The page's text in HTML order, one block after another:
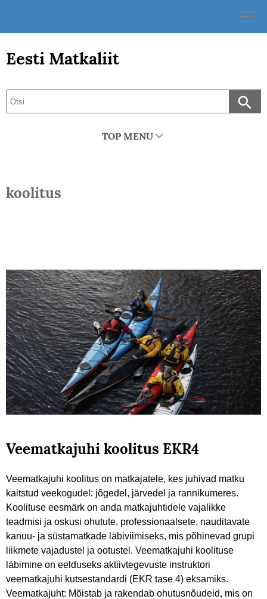
Eesti Matkaliit
TOP MENU
koolitus
Veematkajuhi koolitus EKR4
Veematkajuhi koolitus on matkajatele, kes juhivad matku
kaitstud veekogudel: jõgedel, järvedel ja rannikumeres.
Koolituse eesmärk on anda matkajuhtidele vajalikke
teadmisi ja oskusi ohutute, professionaalsete, nauditavate
kanuu- ja süstamatkade läbiviimiseks, mis põhinevad grupi
liikmete vajadustel ja ootustel. Veematkajuhi koolituse
läbimine on eelduseks aktiivtegevuste instruktori
veematkajuhi kutsestandardi (EKR tase 4) eksamiks.
Veematkajuht: Mõistab ja rakendab ohutusnõudeid, mis on